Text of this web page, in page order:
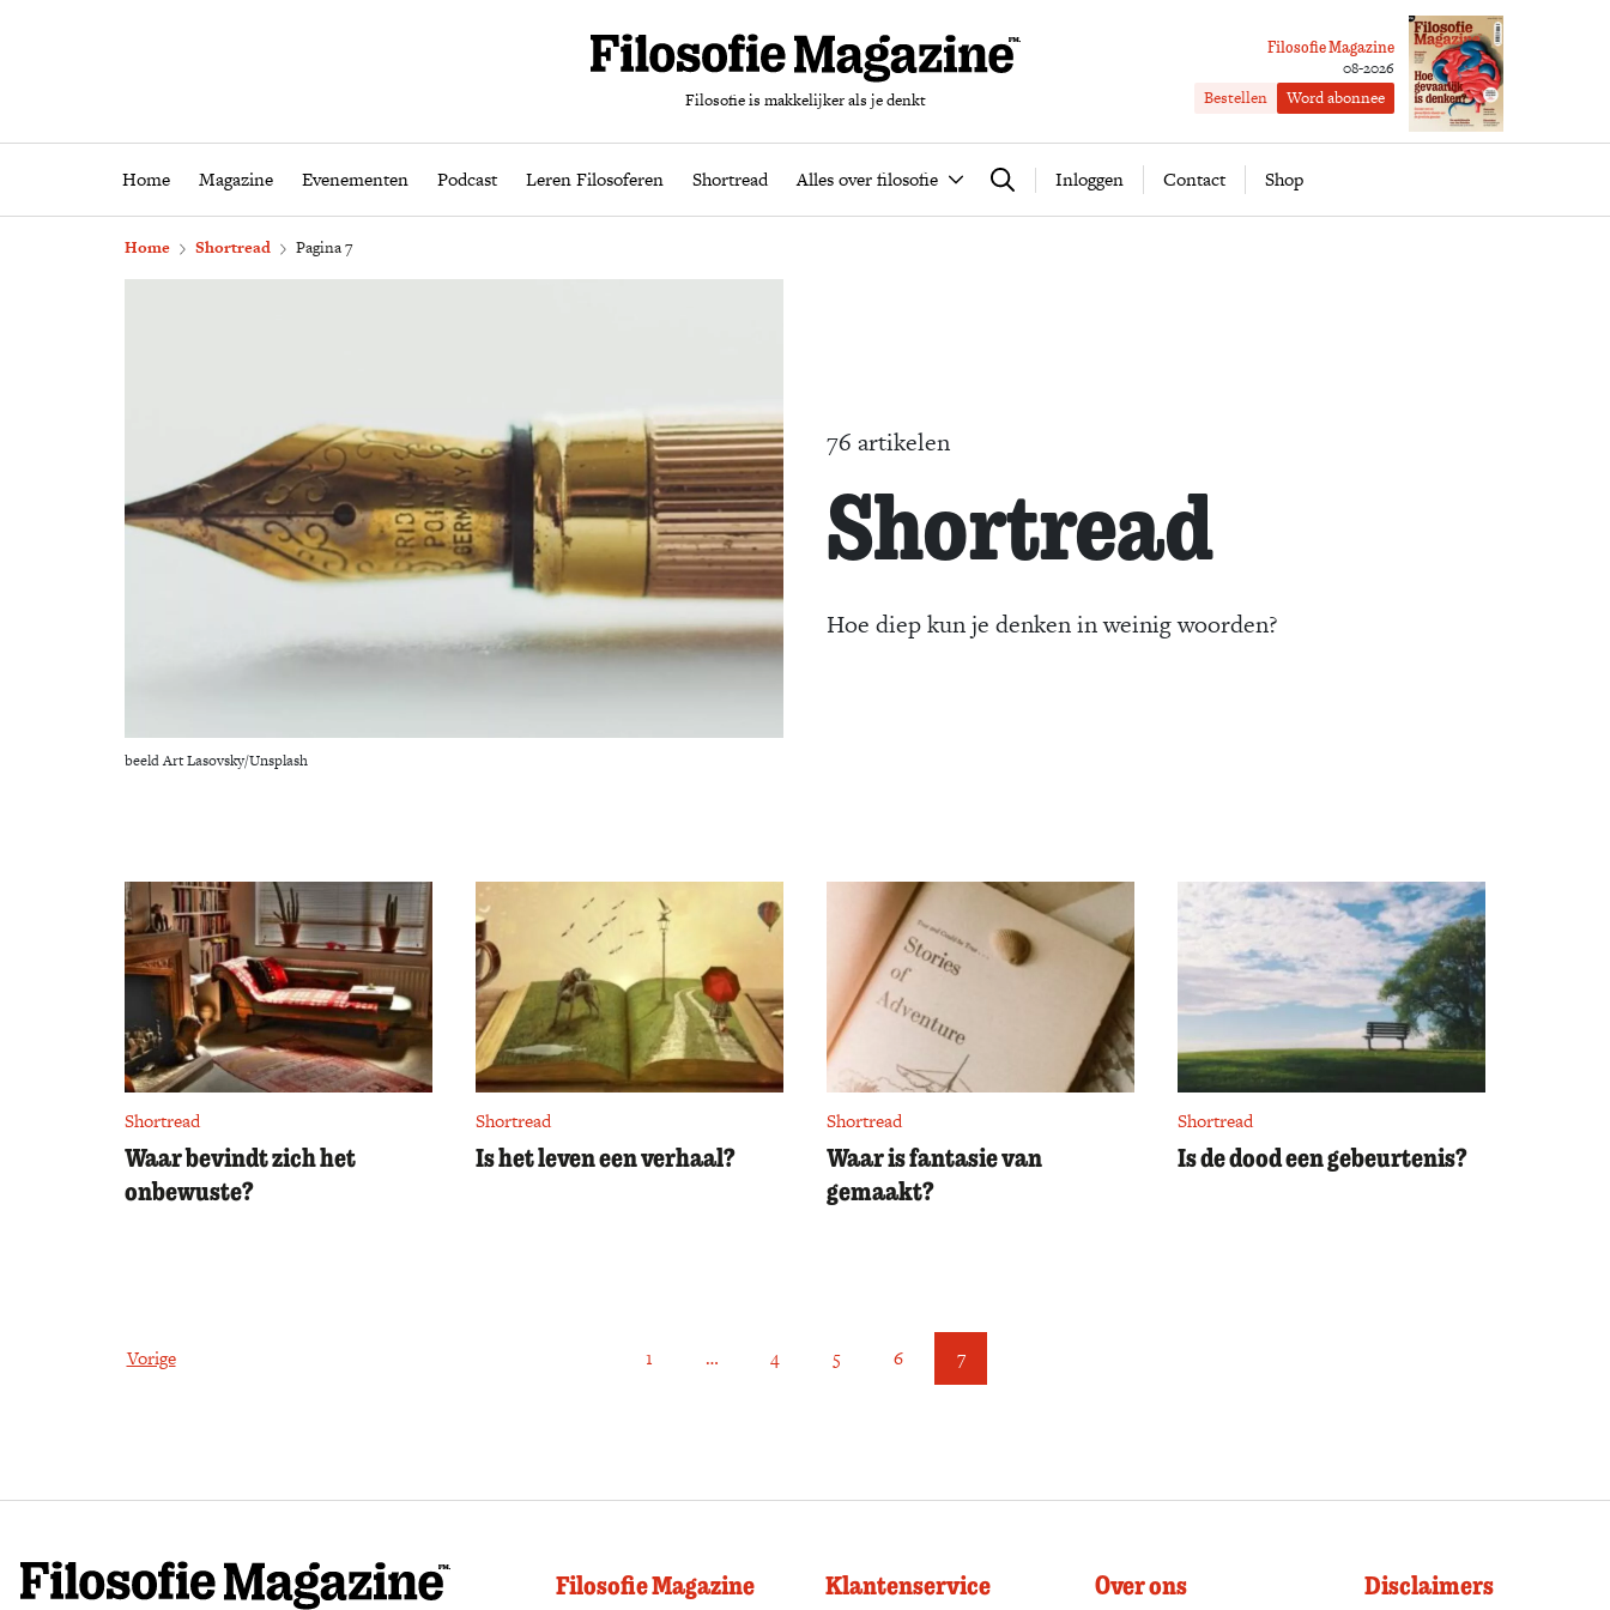
Filosofie is makkelijker als je denkt
Filosofie Magazine
08-2026
Bestellen Word abonnee
Home Magazine Evenementen Podcast Leren Filosoferen Shortread Alles over filosofie Zoeken Inloggen Contact Shop
Home Magazine Evenementen Podcast Leren Filosoferen Shortread Alles over filosofie Word abonnee
Home Shortread Pagina 7
76 artikelen
Shortread
Hoe diep kun je denken in weinig woorden?
beeld Art Lasovsky/Unsplash
Shortread
Waar bevindt zich het
onbewuste?
Shortread
Is het leven een verhaal?
Shortread
Waar is fantasie van
gemaakt?
Shortread
Is de dood een gebeurtenis?
Vorige 1 … 4 5 6 7
Filosofie Magazine Klantenservice Over ons Disclaimers